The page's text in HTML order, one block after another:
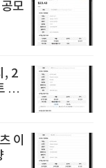
모
, 2
행
이